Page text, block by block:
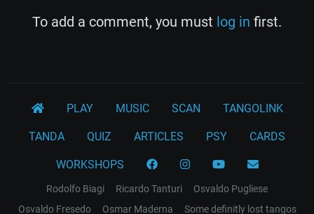
To add a comment, you must log in first.
PLAY MUSIC SCAN TANGOLINK
TANDA QUIZ ARTICLES PSY CARDS
WORKSHOPS
Rodolfo Biagi Ricardo Tanturi
Osvaldo Pugliese
Osvaldo Fresedo
Osmar Maderna Some definitly lost tangos